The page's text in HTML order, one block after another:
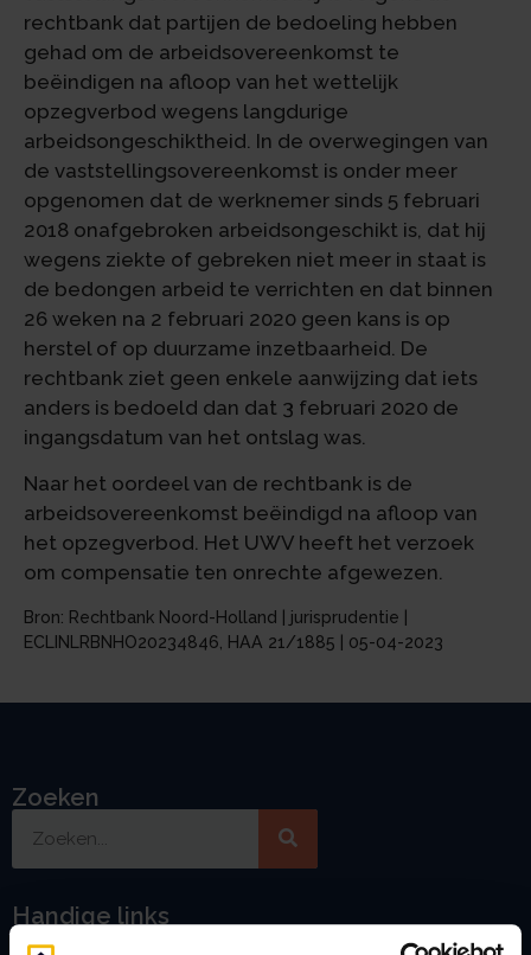
rechtbank dat partijen de bedoeling hebben
gehad om de arbeidsovereenkomst te
beëindigen na afloop van het wettelijk
opzegverbod wegens langdurige
arbeidsongeschiktheid. In de overwegingen van
de vaststellingsovereenkomst is onder meer
opgenomen dat de werknemer sinds 5 februari
2018 onafgebroken arbeidsongeschikt is, dat hij
wegens ziekte of gebreken niet meer in staat is
de bedongen arbeid te verrichten en dat binnen
26 weken na 2 februari 2020 geen kans is op
herstel of op duurzame inzetbaarheid. De
rechtbank ziet geen enkele aanwijzing dat iets
anders is bedoeld dan dat 3 februari 2020 de
ingangsdatum van het ontslag was.
Naar het oordeel van de rechtbank is de
arbeidsovereenkomst beëindigd na afloop van
het opzegverbod. Het UWV heeft het verzoek
om compensatie ten onrechte afgewezen.
Bron: Rechtbank Noord-Holland | jurisprudentie |
ECLINLRBNHO20234846, HAA 21/1885 | 05-04-2023
Zoeken
Handige links
Jaarstukken opstellen